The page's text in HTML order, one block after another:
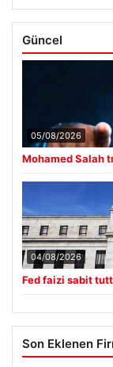
Güncel
05/08/2026
Mohamed Salah
04/08/2026
Fed faizi sabit
Son Eklenen